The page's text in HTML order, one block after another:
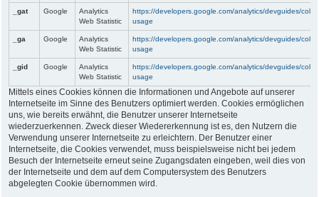
_gat Google
Analytics
Web Statistic
https://developers.google.com/analytics/devguides/
usage
_ga Google
Analytics
Web Statistic
https://developers.google.com/analytics/devguides/
usage
_gid Google
Analytics
Web Statistic
https://developers.google.com/analytics/devguides/
usage
Mittels eines Cookies können die Informationen und Angebote auf unserer
Internetseite im Sinne des Benutzers optimiert werden. Cookies ermöglichen
uns, wie bereits erwähnt, die Benutzer unserer Internetseite
wiederzuerkennen. Zweck dieser Wiedererkennung ist es, den Nutzern die
Verwendung unserer Internetseite zu erleichtern. Der Benutzer einer
Internetseite, die Cookies verwendet, muss beispielsweise nicht bei jedem
Besuch der Internetseite erneut seine Zugangsdaten eingeben, weil dies von
der Internetseite und dem auf dem Computersystem des Benutzers
abgelegten Cookie übernommen wird.